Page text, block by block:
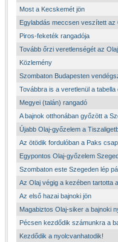
Most a Kecskemét jön
Egylabdás meccsen veszített az
Piros-feketék rangadója
Tovább őrzi veretlenségét az
Közlemény
Szombaton Budapesten
Továbbra is a veretlenül a tabella
Megyei (talán) rangadó
A bajnok otthonában győzött a
Újabb Olaj-győzelem a
Az ötödik fordulóban a Paks
Egypontos Olaj-győzelem
Szombaton este Szegeden lép
Az Olaj végig a kezében tartotta
Az első hazai bajnoki jön
Magabiztos Olaj-siker a bajnoki
Pécsen kezdődik számunkra a
Kezdődik a nyolcvanhatodik!